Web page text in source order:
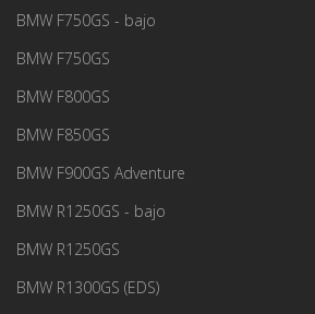
BMW F750GS - bajo
BMW F750GS
BMW F800GS
BMW F850GS
BMW F900GS Adventure
BMW R1250GS - bajo
BMW R1250GS
BMW R1300GS (EDS)